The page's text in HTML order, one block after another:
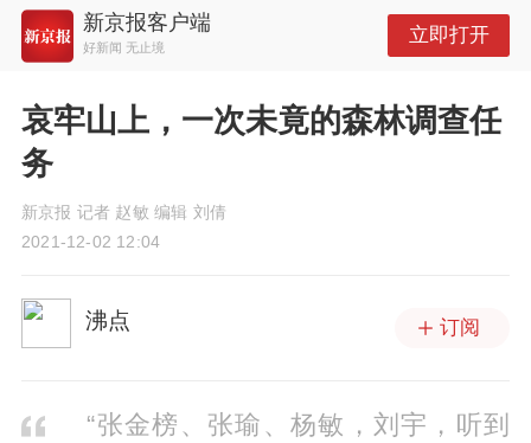
新京报客户端
好新闻 无止境
立即打开
哀牢山上，一次未竟的森林调查任
务
新京报 记者 赵敏 编辑 刘倩
2021-12-02 12:04
沸点 订阅
“张金榜、张瑜、杨敏，刘宇，听到